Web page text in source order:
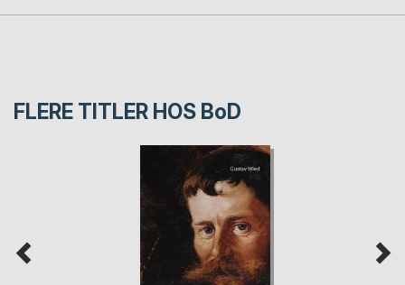
FLERE TITLER HOS BoD